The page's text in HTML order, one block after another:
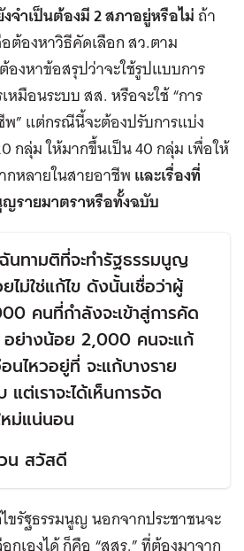
จำเป็นต้องมี 2 สภาอยู่หรือไม่ถ้า
ต้องหาวิธีคัดเลือก สว.ตาม
งหาข้อสรุปว่าจะใช้รูปแบบการ
หมือนระบบ สส. หรือจะใช้ “การ
พ” แต่กรณีนี้จะต้องปรับการแบ่ง
กลุ่ม ให้มากขึ้นเป็น 40 กลุ่ม เพื่อให้
หลายในสายอาชีพและเรื่องที่
รายมาตราหรือทั้งฉบับ
นทามติที่จะทำรัฐธรรมนูญ
ม่ใช่แก้ไข ดังนั้นเชื่อว่าผู้
คนที่กำลังจะเข้าสู่การคัด
อย่างน้อย 2,000 คนจะแก้
ไหวอยู่ที่ จะแก้บางราย
ต่เราจะได้เห็นการจัด
ม่แน่นอน
น สวัสดี
ขรัฐธรรมนูญ นอกจากประชาชนจะ
กเองได้ ก็คือ “สสร.” ที่ต้องมาจาก